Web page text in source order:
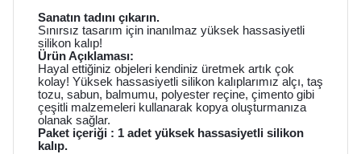
Sanatın tadını çıkarın.
Sınırsız tasarım için inanılmaz yüksek hassasiyetli
silikon kalıp!
Ürün Açıklaması:
Hayal ettiğiniz objeleri kendiniz üretmek artık çok
kolay! Yüksek hassasiyetli silikon kalıplarımız alçı, taş
tozu, sabun, balmumu, polyester reçine, çimento gibi
çeşitli malzemeleri kullanarak kopya oluşturmanıza
olanak sağlar.
Paket içeriği : 1 adet yüksek hassasiyetli silikon
kalıp.